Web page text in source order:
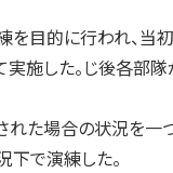
目的に行われ、当
施した。じ後各部
た場合の状況を一
で演練した。